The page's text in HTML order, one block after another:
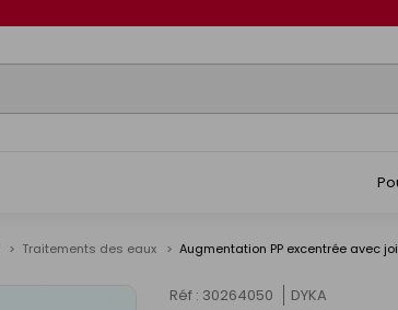
Traitements des eaux Augmentation PP excentrée avec
Réf : 30264050 DYKA